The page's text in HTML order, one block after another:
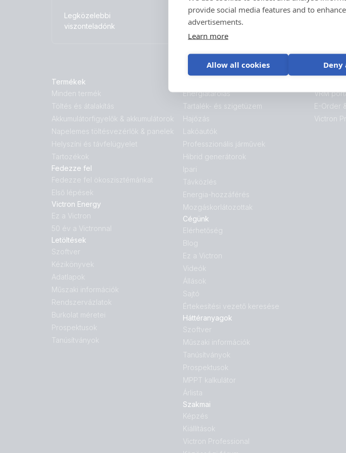
provide social media features and to
advertisements.
Learn more
Allow all cookies Deny
Legközelebbi
viszonteladónk
vásárolta.
Termékek
Minden termék
Töltés és átalakítás
Akkumulátorfigyelők & akkumulátorok
Napelemes töltésvezérlők & panelek
Helyszíni és távfelügyelet
Tartozékok
Fedezze fel
Fedezze fel ökoszisztémánkat
Első lépések
Victron Energy
Ez a Victron
50 év a Victronnal
Letöltések
Szoftver
Kézikönyvek
Adatlapok
Műszaki információk
Rendszervázlatok
Burkolat méretei
Prospektusok
Tanúsítványok
Energiatárolás
Tartalék- és szigetüzem
Hajózás
Lakóautók
Professzionális járművek
Hibrid generátorok
Ipari
Távközlés
Energia-hozzáférés
Mozgáskorlátozottak
Cégünk
Elérhetőség
Blog
Ez a Victron
Videók
Állások
Sajtó
Értekesítési vezető keresése
Háttéranyagok
Szoftver
Műszaki információk
Tanúsítványok
Prospektusok
MPPT kalkulátor
Árlista
Szakmai
Képzés
Kiállítások
Victron Professional
VRM
E-Order
Victron